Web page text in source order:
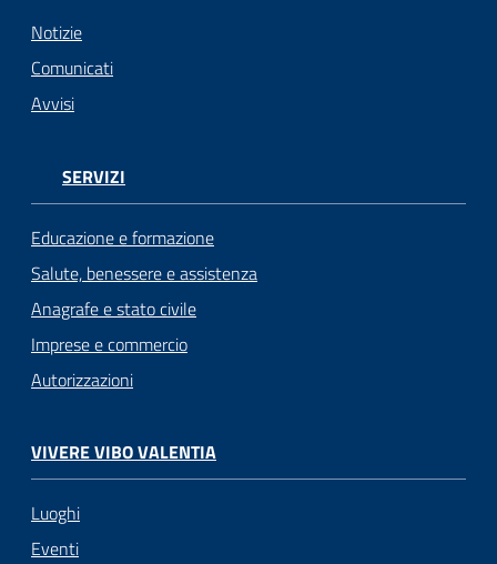
Notizie
Comunicati
Avvisi
SERVIZI
Educazione e formazione
Salute, benessere e assistenza
Anagrafe e stato civile
Imprese e commercio
Autorizzazioni
VIVERE VIBO VALENTIA
Luoghi
Eventi